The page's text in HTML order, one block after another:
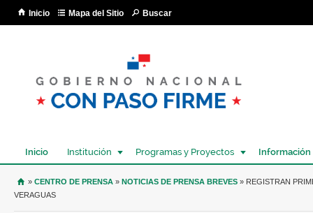
Inicio Mapa del Sitio Buscar
Inicio Institución Programas y Proyectos Información
USTED SE ENCUENTRA AQUÍ
» CENTRO DE PRENSA » NOTICIAS DE PRENSA BREVES » REGISTRAN
VERAGUAS